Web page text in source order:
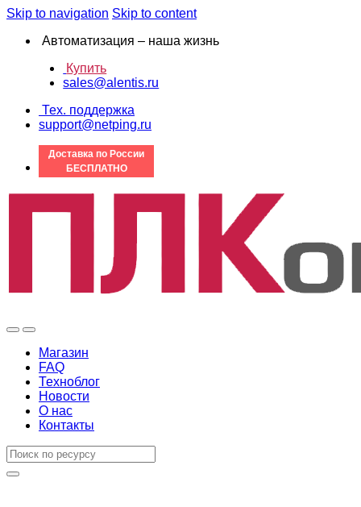
Skip to navigation Skip to content
Автоматизация – наша жизнь
Купить
sales@alentis.ru
Тех. поддержка
support@netping.ru
Доставка по России
БЕСПЛАТНО
Магазин
FAQ
Техноблог
Новости
О нас
Контакты